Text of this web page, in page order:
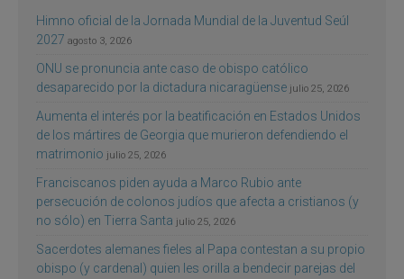
Himno oficial de la Jornada Mundial de la Juventud Seúl
2027 agosto 3, 2026
ONU se pronuncia ante caso de obispo católico
desaparecido por la dictadura nicaragüense julio 25, 2026
Aumenta el interés por la beatificación en Estados Unidos
de los mártires de Georgia que murieron defendiendo el
matrimonio julio 25, 2026
Franciscanos piden ayuda a Marco Rubio ante
persecución de colonos judíos que afecta a cristianos (y
no sólo) en Tierra Santa julio 25, 2026
Sacerdotes alemanes fieles al Papa contestan a su propio
obispo (y cardenal) quien les orilla a bendecir parejas del